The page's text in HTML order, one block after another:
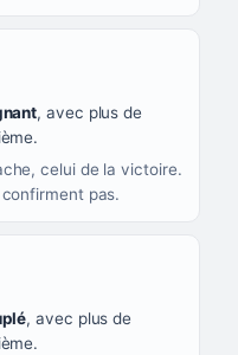
roi
, avec plus de
celui de la victoire.
pas.
, avec plus de